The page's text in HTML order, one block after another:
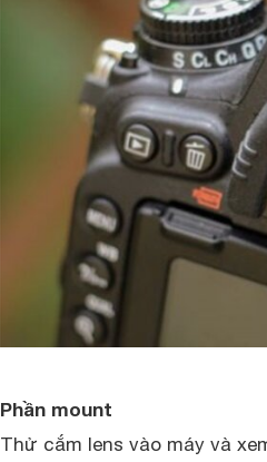
Phần mount
Thử cắm lens vào máy và